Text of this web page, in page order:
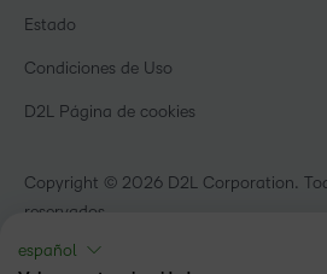
Organizaciones de capacitación
Comunidad
Copyright © 2026 D2L Corporation.
reservados.
Estado
Condiciones de Uso
D2L Página de cookies
español